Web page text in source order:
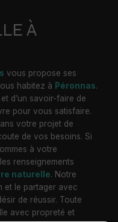
À
vous propose ses
habitez à Péronnas.
d’un savoir-faire de
pour vous satisfaire.
votre projet de
de vos besoins. Si
à votre
renseignements
naturelle. Notre
et le partager avec
de réussir. Toute
avec propreté et